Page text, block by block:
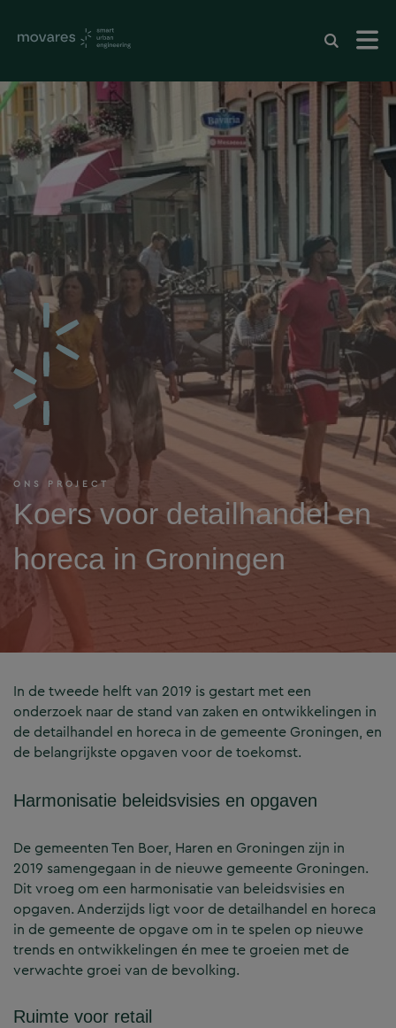
ONS PROJECT
Koers voor detailhandel en
horeca in Groningen
In de tweede helft van 2019 is gestart met een
onderzoek naar de stand van zaken en ontwikkelingen in
de detailhandel en horeca in de gemeente Groningen, en
de belangrijkste opgaven voor de toekomst.
Harmonisatie beleidsvisies en opgaven
De gemeenten Ten Boer, Haren en Groningen zijn in
2019 samengegaan in de nieuwe gemeente Groningen.
Dit vroeg om een harmonisatie van beleidsvisies en
opgaven. Anderzijds ligt voor de detailhandel en horeca
in de gemeente de opgave om in te spelen op nieuwe
trends en ontwikkelingen én mee te groeien met de
verwachte groei van de bevolking.
Ruimte voor retail